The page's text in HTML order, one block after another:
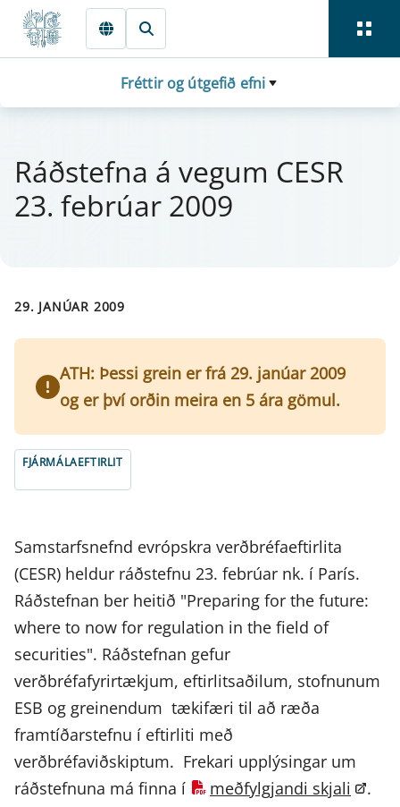
Fara beint í Meginmál
Fréttir og útgefið efni
Ráðstefna á veg­um CESR
23. fe­brú­ar 2009
29. JANÚAR 2009
ATH: Þessi grein er frá 29. janúar 2009
og er því orðin meira en 5 ára gömul.
FJÁRMÁLAEFTIRLIT
Samstarfsnefnd evrópskra verðbréfaeftirlita
(CESR) heldur ráðstefnu 23. febrúar nk. í París.
Ráðstefnan ber heitið "Preparing for the future:
where to now for regulation in the field of
securities". Ráðstefnan gefur
verðbréfafyrirtækjum, eftirlitsaðilum, stofnunum
ESB og greinendum tækifæri til að ræða
framtíðarstefnu í eftirliti með
verðbréfaviðskiptum. Frekari upplýsingar um
ráðstefnuna má finna í
meðfylgjandi skjali .